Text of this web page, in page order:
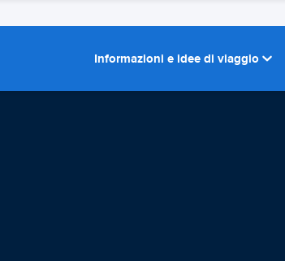
Informazioni e idee di viaggio